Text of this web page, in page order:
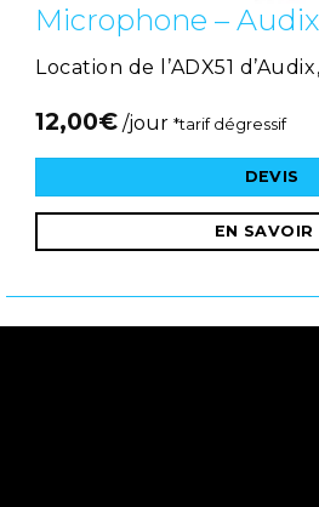
Microphone – Audix
Location de l’ADX51
12,00€ /jour *tarif dégressif
DEVIS
EN SAVOIR